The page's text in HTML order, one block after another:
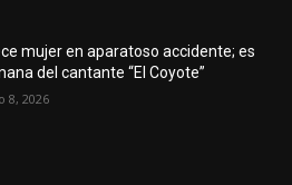
mujer en aparatoso accidente; es
del cantante “El Coyote”
8, 2026